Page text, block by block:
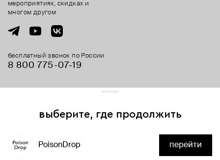
бесплатный звонок по России
8 800 775⁠-07⁠-19
мероприятиях, скидках и
многом другом
выберите, где продолжить
PoisonDrop перейти
и сервисы аналитики. Продолжая его использование,
вы соглашаетесь с нашим